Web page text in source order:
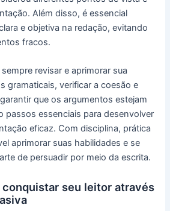
Além disso, é essencial
e objetiva na redação, evitando
fracos.
revisar e aprimorar sua
gramaticais, verificar a coesão e
que os argumentos estejam
passos essenciais para desenvolver
eficaz. Com disciplina, prática
aprimorar suas habilidades e se
de persuadir por meio da escrita.
conquistar seu leitor através